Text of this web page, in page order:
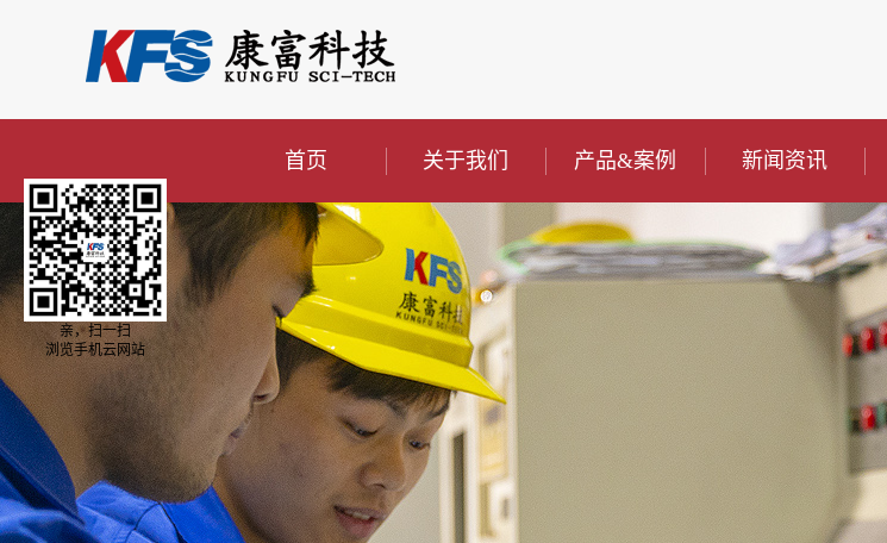
首页 关于我们 产品&案例 新闻资讯
亲，扫一扫
浏览手机云网站